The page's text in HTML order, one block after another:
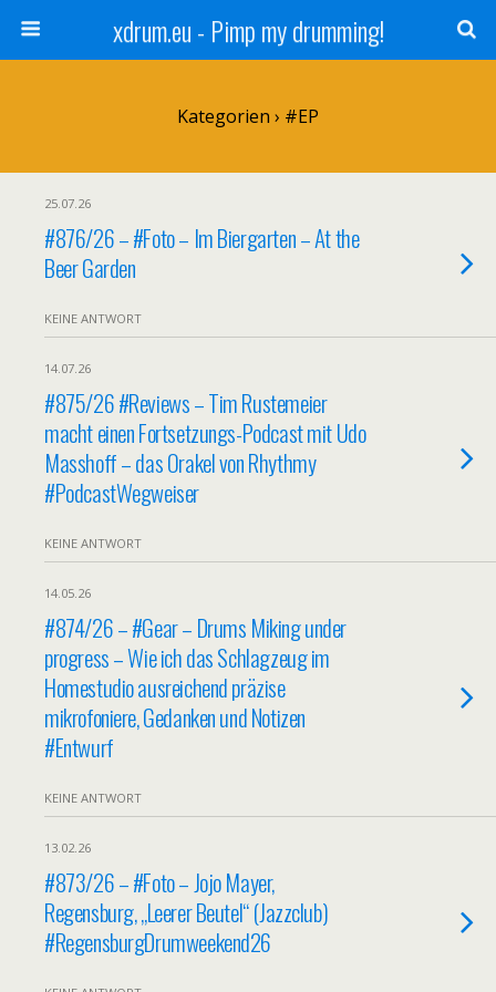
xdrum.eu - Pimp my drumming!
Kategorien › #EP
25.07.26
#876/26 – #Foto – Im Biergarten – At the
Beer Garden
KEINE ANTWORT
14.07.26
#875/26 #Reviews – Tim Rustemeier
macht einen Fortsetzungs-Podcast mit Udo
Masshoff – das Orakel von Rhythmy
#PodcastWegweiser
KEINE ANTWORT
14.05.26
#874/26 – #Gear – Drums Miking under
progress – Wie ich das Schlagzeug im
Homestudio ausreichend präzise
mikrofoniere, Gedanken und Notizen
#Entwurf
KEINE ANTWORT
13.02.26
#873/26 – #Foto – Jojo Mayer,
Regensburg, „Leerer Beutel“ (Jazzclub)
#RegensburgDrumweekend26